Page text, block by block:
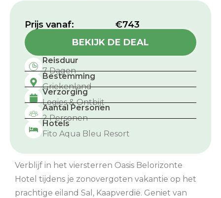
Prijs vanaf:​
€743
BEKIJK DE DEAL
Reisduur
7 Dagen
Bestemming
Griekenland
Verzorging
Logies & Ontbijt
Aantal Personen
2 Personen
Hotels
Fito Aqua Bleu Resort
Verblijf in het viersterren Oasis Belorizonte
Hotel tijdens je zonovergoten vakantie op het
prachtige eiland Sal, Kaapverdië. Geniet van